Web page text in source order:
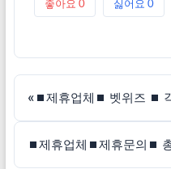
좋아요 0 싫어요 0
«